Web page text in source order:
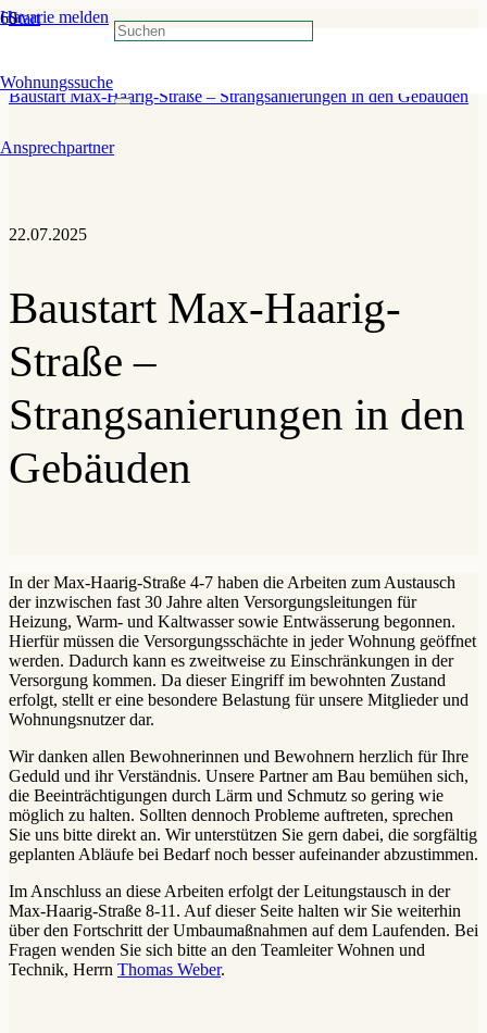
Havarie melden
Wohnungssuche
Ansprechpartner
Start
»
Baustart Max-Haarig-Straße – Strangsanierungen in den Gebäuden
22.07.2025
Baustart Max-Haarig-
Straße –
Strangsanierungen in den
Gebäuden
In der Max-Haarig-Straße 4-7 haben die Arbeiten zum Austausch
der inzwischen fast 30 Jahre alten Versorgungsleitungen für
Heizung, Warm- und Kaltwasser sowie Entwässerung begonnen.
Hierfür müssen die Versorgungsschächte in jeder Wohnung geöffnet
werden. Dadurch kann es zweitweise zu Einschränkungen in der
Versorgung kommen. Da dieser Eingriff im bewohnten Zustand
erfolgt, stellt er eine besondere Belastung für unsere Mitglieder und
Wohnungsnutzer dar.
Wir danken allen Bewohnerinnen und Bewohnern herzlich für Ihre
Geduld und ihr Verständnis. Unsere Partner am Bau bemühen sich,
die Beeinträchtigungen durch Lärm und Schmutz so gering wie
möglich zu halten. Sollten dennoch Probleme auftreten, sprechen
Sie uns bitte direkt an. Wir unterstützen Sie gern dabei, die sorgfältig
geplanten Abläufe bei Bedarf noch besser aufeinander abzustimmen.
Im Anschluss an diese Arbeiten erfolgt der Leitungstausch in der
Max-Haarig-Straße 8-11. Auf dieser Seite halten wir Sie weiterhin
über den Fortschritt der Umbaumaßnahmen auf dem Laufenden. Bei
Fragen wenden Sie sich bitte an den Teamleiter Wohnen und
Technik, Herrn Thomas Weber.